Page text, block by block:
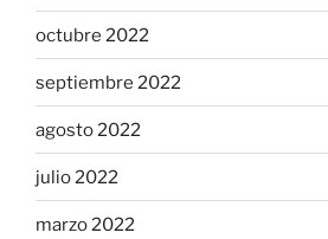
octubre 2022
septiembre 2022
agosto 2022
julio 2022
marzo 2022